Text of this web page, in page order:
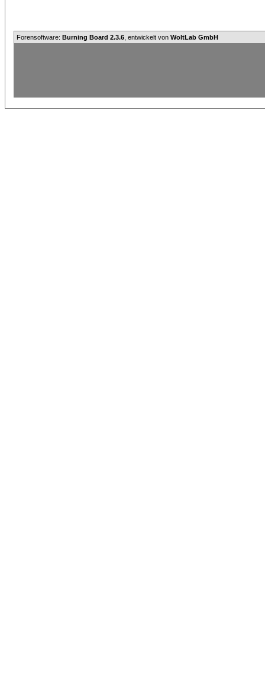
Forensoftware: Burning Board 2.3.6 , entwickelt von WoltLab GmbH